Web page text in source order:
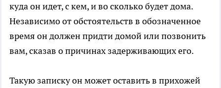
куда он идет, с кем, и во сколько будет дома.
Независимо от обстоятельств в обозначенное
время он должен придти домой или позвонить
вам, сказав о причинах задерживающих его.
Такую записку он может оставить в прихожей